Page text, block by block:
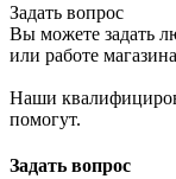
Задать вопрос
Вы можете задать
или работе
Наши
помогут.
Задать вопрос